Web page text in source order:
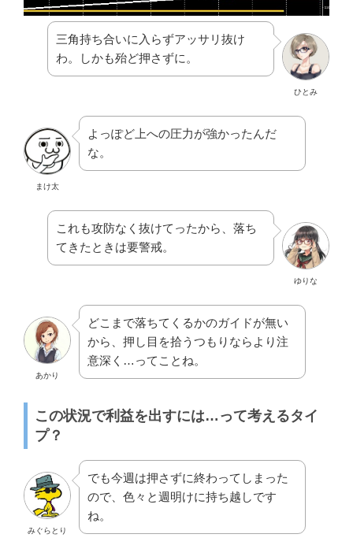
ひとみ
三角持ち合いに入らずアッサリ抜け
わ。しかも殆ど押さずに。
まけ太
よっぽど上への圧力が強かったんだ
な。
ゆりな
これも攻防なく抜けてったから、落ち
てきたときは要警戒。
あかり
どこまで落ちてくるかのガイドが無い
から、押し目を拾うつもりならより注
意深く…ってことね。
この状況で利益を出すには…って考えるタイ
プ？
みぐらとり
でも今週は押さずに終わってしまった
ので、色々と週明けに持ち越しです
ね。